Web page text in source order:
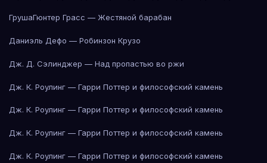
ГрушаГюнтер Грасс — Жестяной барабан
Даниэль Дефо — Робинзон Крузо
Дж. Д. Сэлинджер — Над пропастью во ржи
Дж. К. Роулинг — Гарри Поттер и философский камень
Дж. К. Роулинг — Гарри Поттер и философский камень
Дж. К. Роулинг — Гарри Поттер и философский камень
Дж. К. Роулинг — Гарри Поттер и философский камень